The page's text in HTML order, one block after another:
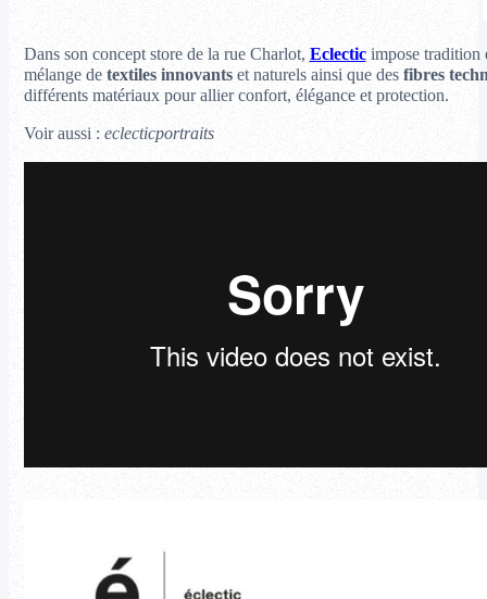
Dans son concept store de la rue Charlot, Eclecticimpose tradition
mélange de textiles innovantset naturels ainsi que des fibres
différents matériaux pour allier confort, élégance et protection.
Voir aussi : eclecticportraits